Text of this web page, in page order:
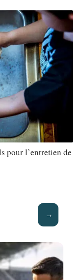
pour l’entretien de